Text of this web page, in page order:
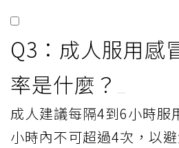
Q3：成人服用感
率是什麼？
成人建議每隔4到6小時服
小時內不可超過4次，以